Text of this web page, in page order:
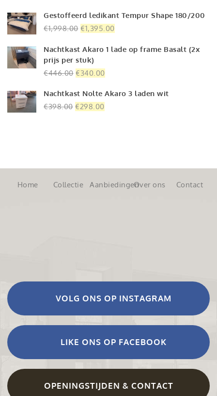
was:
€17,265.00.
is:
Gestoffeerd ledikant Tempur Shape 180/200
€1,998.00 Oorspronkelijke
was:
€1,998.00.
€1,395.00Huidige
is:
Nachtkast Akaro 1 lade op frame Basalt (2x
prijs per stuk)
€446.00 Oorspronkelijke
was:
€446.00.
€340.00Huidige
is:
€340.00.
Nachtkast Nolte Akaro 3 laden wit
€398.00 Oorspronkelijke
€298.00Huidige
Home Collectie AanbiedingenOver ons Contact
VOLG ONS OP INSTAGRAM
LIKE ONS OP FACEBOOK
OPENINGSTIJDEN & CONTACT